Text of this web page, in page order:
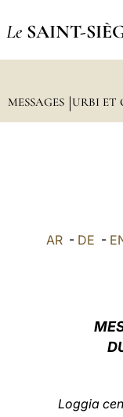
Le SAINT-
MESSAGES URBI ET
AR- DE -
Loggia